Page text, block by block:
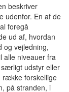
beskriver
udenfor. En af de
foregå
ud af, hvordan
og vejledning,
alle niveauer fra
udstyr eller
række forskellige
på stranden, i